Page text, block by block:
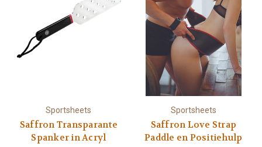
Sportsheets
Saffron Transparante
Spanker in Acryl
Sportsheets
Saffron Love Strap
Paddle en Positiehulp